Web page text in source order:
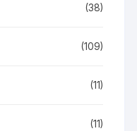
(38)
(109)
(11)
(11)